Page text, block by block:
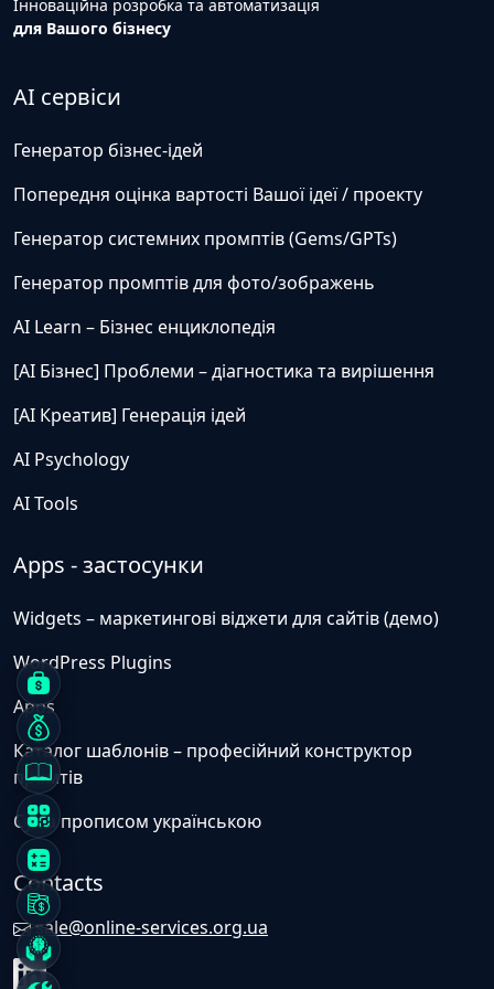
Інноваційна розробка та автоматизація
для Вашого бізнесу
AI сервіси
Генератор бізнес-ідей
Попередня оцінка вартості Вашої ідеї / проекту
Генератор системних промптів (Gems/GPTs)
Генератор промптів для фото/зображень
AI Learn – Бізнес енциклопедія
[AI Бізнес] Проблеми – діагностика та вирішення
[AI Креатив] Генерація ідей
AI Psychology
AI Tools
Apps - застосунки
Widgets – маркетингові віджети для сайтів (демо)
WordPress Plugins
Apps
Каталог шаблонів – професійний конструктор
промтів
Сума прописом українською
Contacts
sale@online-services.org.ua